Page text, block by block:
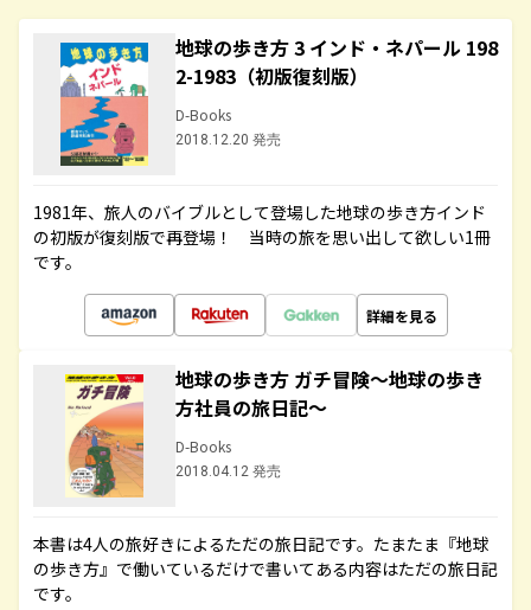
地球の歩き方 3 インド・ネパール 198
2-1983（初版復刻版）
D-Books
2018.12.20 発売
1981年、旅人のバイブルとして登場した地球の歩き方インド
の初版が復刻版で再登場！ 当時の旅を思い出して欲しい1冊
です。
詳細を見る
地球の歩き方 ガチ冒険～地球の歩き
方社員の旅日記～
D-Books
2018.04.12 発売
本書は4人の旅好きによるただの旅日記です。たまたま『地球
の歩き方』で働いているだけで書いてある内容はただの旅日記
です。